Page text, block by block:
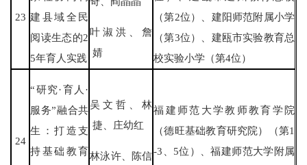
23 建县域全民
阅读生态的2
5年育人实践
叶淑洪、詹
婧
（第2位）、建阳师范附属小学
（第3位）、建瓯市实验教育总
校实验小学（第4位）
24
“研究·育人·
服务”融合共
生：打造支
持基础教育
吴文哲、林
捷、庄幼红
林泳许、陈信
福建师范大学教师教育学院
（德旺基础教育研究院）（第1
-3、5位）、福建师范大学附属